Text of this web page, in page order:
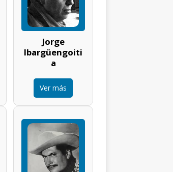
Jorge
Ibargüengoiti
a
Ver más